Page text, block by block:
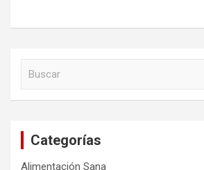
Categorías
Alimentación Sana